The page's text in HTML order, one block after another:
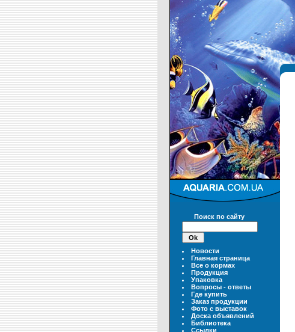
Поиск по сайту
Новости
Главная страница
Все о кормах
Продукция
Упаковка
Вопросы - ответы
Где купить
Заказ продукции
Фото с выставок
Доска объявлений
Библиотека
Ссылки